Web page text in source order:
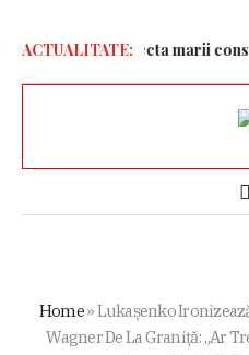
ACTUALITATE:
putea deconecta marii
Home»Lukașenko
Wagner De La Graniță: „Ar